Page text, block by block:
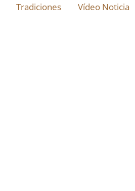
Tradiciones
Vídeo Noticia